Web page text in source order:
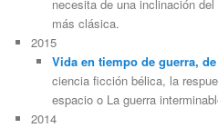
necesita de una inclinación
más clásica.
2015
Vida en tiempo de guerra,
ciencia ficción bélica, la
espacio o La guerra
2014